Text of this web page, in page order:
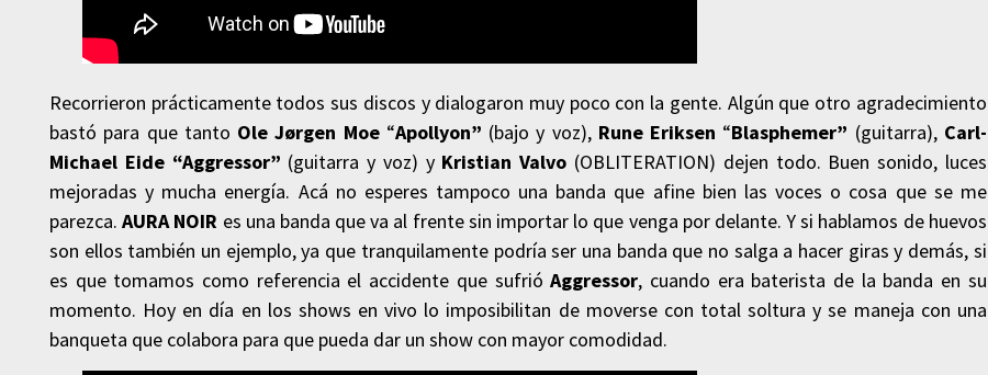
Recorrieron prácticamente todos sus discos y dialogaron muy poco con la gente. Algún que otro agradecimiento
bastó para que tanto Ole Jørgen Moe“Apollyon” (bajo y voz), Rune Eriksen “Blasphemer” (guitarra), Carl-
Michael Eide “Aggressor” (guitarra y voz) y Kristian Valvo (OBLITERATION) dejen todo. Buen sonido, luces
mejoradas y mucha energía. Acá no esperes tampoco una banda que afine bien las voces o cosa que se me
parezca.AURA NOIR es una banda que va al frente sin importar lo que venga por delante. Y si hablamos de huevos
son ellos también un ejemplo, ya que tranquilamente podría ser una banda que no salga a hacer giras y demás, si
es que tomamos como referencia el accidente que sufrióAggressor, cuando era baterista de la banda en su
momento. Hoy en día en los shows en vivo lo imposibilitan de moverse con total soltura y se maneja con una
banqueta que colabora para que pueda dar un show con mayor comodidad.